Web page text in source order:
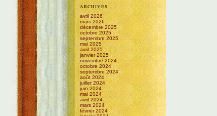
ARCHIVES
avril 2026
mars 2026
décembre 2025
octobre 2025
septembre 2025
mai 2025
avril 2025
janvier 2025
novembre 2024
octobre 2024
septembre 2024
août 2024
juillet 2024
juin 2024
mai 2024
avril 2024
mars 2024
février 2024